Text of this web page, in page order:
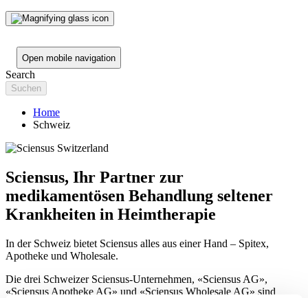
Open mobile navigation
Search
Home
Schweiz
Sciensus, Ihr Partner zur
medikamentösen Behandlung seltener
Krankheiten in Heimtherapie
In der Schweiz bietet Sciensus alles aus einer Hand – Spitex,
Apotheke und Wholesale.
Die drei Schweizer Sciensus-Unternehmen, «Sciensus AG»,
«Sciensus Apotheke AG» und «Sciensus Wholesale AG» sind